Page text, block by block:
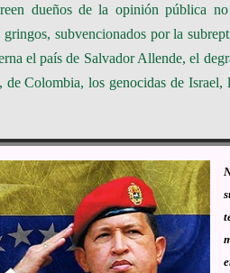
dueños de la opinión pública
gringos, subvencionados por la
el país de Salvador Allende, el
de Colombia, los genocidas de